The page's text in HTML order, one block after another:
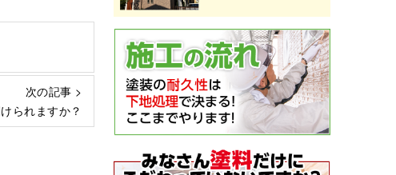
次の記事 >
られますか？